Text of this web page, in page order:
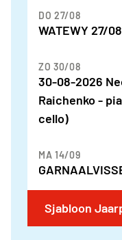
DO 27/08
WATEWY 27/
ZO 30/08
30-08-2026
Raichenko -
cello)
MA 14/09
Sjabloon